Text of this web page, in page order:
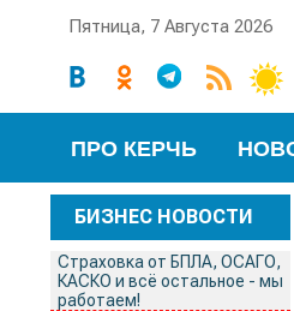
Пятница, 7 Августа 2026
ПРО КЕРЧЬ
БИЗНЕС НОВОСТИ
Страховка от БПЛА, ОСАГО,
КАСКО и всё остальное - мы
работаем!